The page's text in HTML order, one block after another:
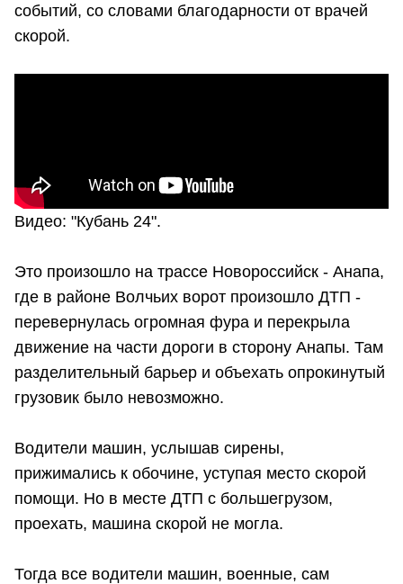
событий, со словами благодарности от врачей
скорой.
Видео: "Кубань 24".
Это произошло на трассе Новороссийск - Анапа,
где в районе Волчьих ворот произошло ДТП -
перевернулась огромная фура и перекрыла
движение на части дороги в сторону Анапы. Там
разделительный барьер и объехать опрокинутый
грузовик было невозможно.
Водители машин, услышав сирены,
прижимались к обочине, уступая место скорой
помощи. Но в месте ДТП с большегрузом,
проехать, машина скорой не могла.
Тогда все водители машин, военные, сам